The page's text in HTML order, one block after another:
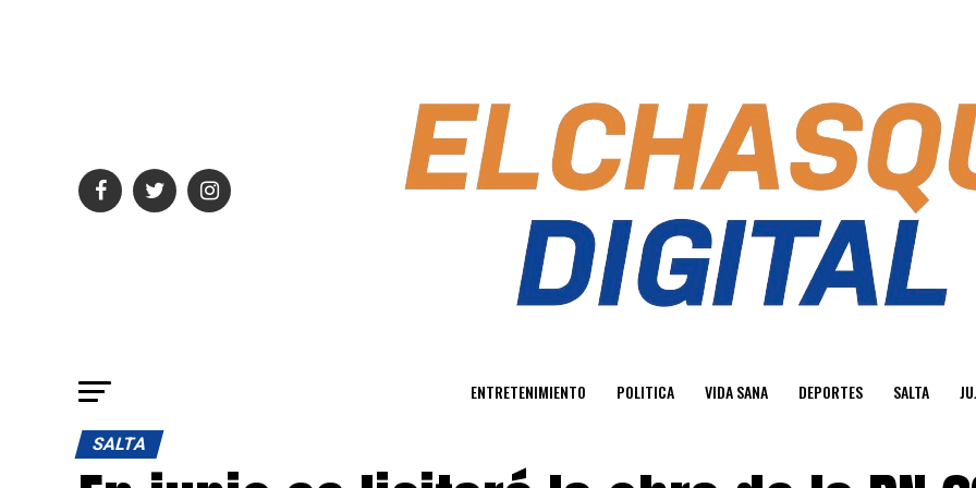
ENTRETENIMIENTO POLITICA VIDA SANA DEPORTES SALTA
SALTA